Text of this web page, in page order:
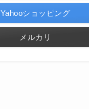
Yahooショッピング
メルカリ